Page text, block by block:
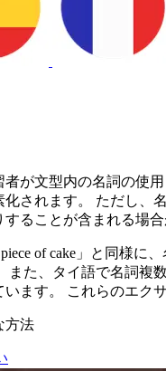
が文型内の名詞の使
されます。 ただし、
ることが含まれる場合
of cake」と同様
また、タイ語で名詞複
ます。 これらのエク
方法